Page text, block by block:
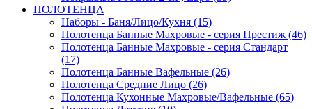
ПОЛОТЕНЦА
Наборы - Баня/Лицо/Кухня (15)
Полотенца Банные Махровые - серия Престиж (46)
Полотенца Банные Махровые - серия Стандарт
(17)
Полотенца Банные Вафельные (26)
Полотенца Средние Лицо (26)
Полотенца Кухонные Махровые/Вафельные (65)